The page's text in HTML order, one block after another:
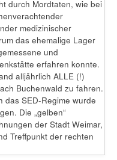
durch Mordtaten, wie bei
medizinischer
das ehemalige Lager
und
erfahren konnte.
alljährlich ALLE (!)
Buchenwald zu fahren.
das SED-Regime wurde
Die „gelben“
der Stadt Weimar,
Treffpunkt der rechten